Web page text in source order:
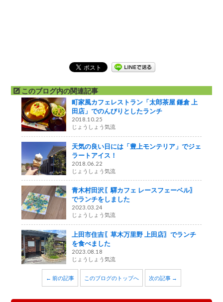
このブログ内の関連記事
町家風カフェレストラン「太郎茶屋 鎌倉 上
田店」でのんびりとしたランチ
2018.10.25
じょうしょう気流
天気の良い日には「豊上モンテリア」でジェ
ラートアイス！
2018.06.22
じょうしょう気流
青木村田沢〖驛カフェ レースフェーベル〗
でランチをしました
2023.03.24
じょうしょう気流
上田市住吉〖草木万里野 上田店〗でランチ
を食べました
2023.08.18
じょうしょう気流
← 前の記事 このブログのトップへ 次の記事 →